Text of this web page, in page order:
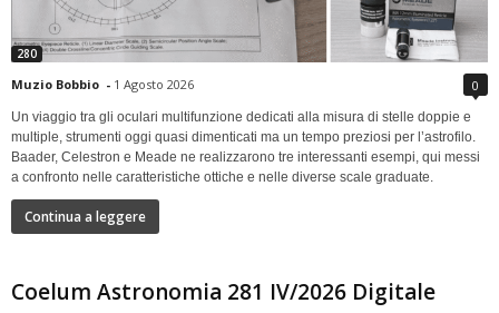
280
Muzio Bobbio - 1 Agosto 2026 0
Un viaggio tra gli oculari multifunzione dedicati alla misura di stelle doppie e
multiple, strumenti oggi quasi dimenticati ma un tempo preziosi per l’astrofilo.
Baader, Celestron e Meade ne realizzarono tre interessanti esempi, qui messi
a confronto nelle caratteristiche ottiche e nelle diverse scale graduate.
Continua a leggere
Coelum Astronomia 281 IV/2026 Digitale